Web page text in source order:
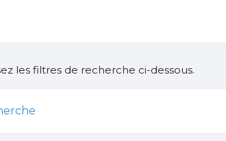
les filtres de recherche ci-dessous.